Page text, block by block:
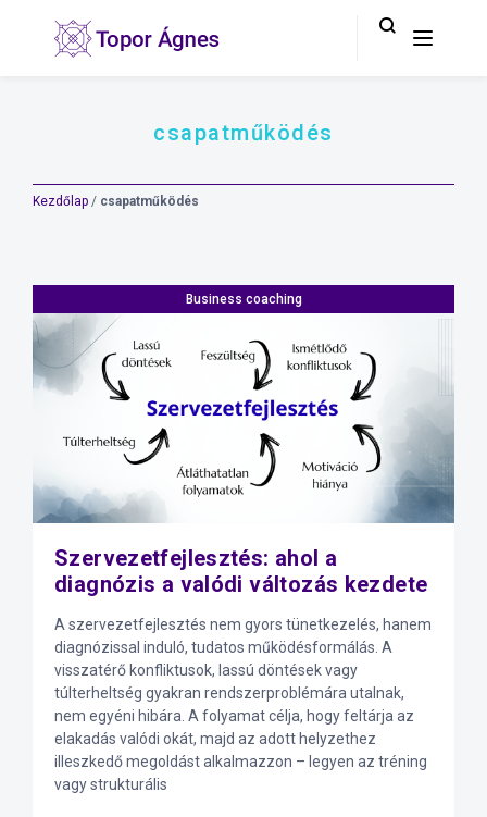
csapatműködés
Kezdőlap / csapatműködés
Business coaching
Szervezetfejlesztés: ahol a
diagnózis a valódi változás kezdete
A szervezetfejlesztés nem gyors tünetkezelés, hanem
diagnózissal induló, tudatos működésformálás. A
visszatérő konfliktusok, lassú döntések vagy
túlterheltség gyakran rendszerproblémára utalnak,
nem egyéni hibára. A folyamat célja, hogy feltárja az
elakadás valódi okát, majd az adott helyzethez
illeszkedő megoldást alkalmazzon – legyen az tréning
vagy strukturális